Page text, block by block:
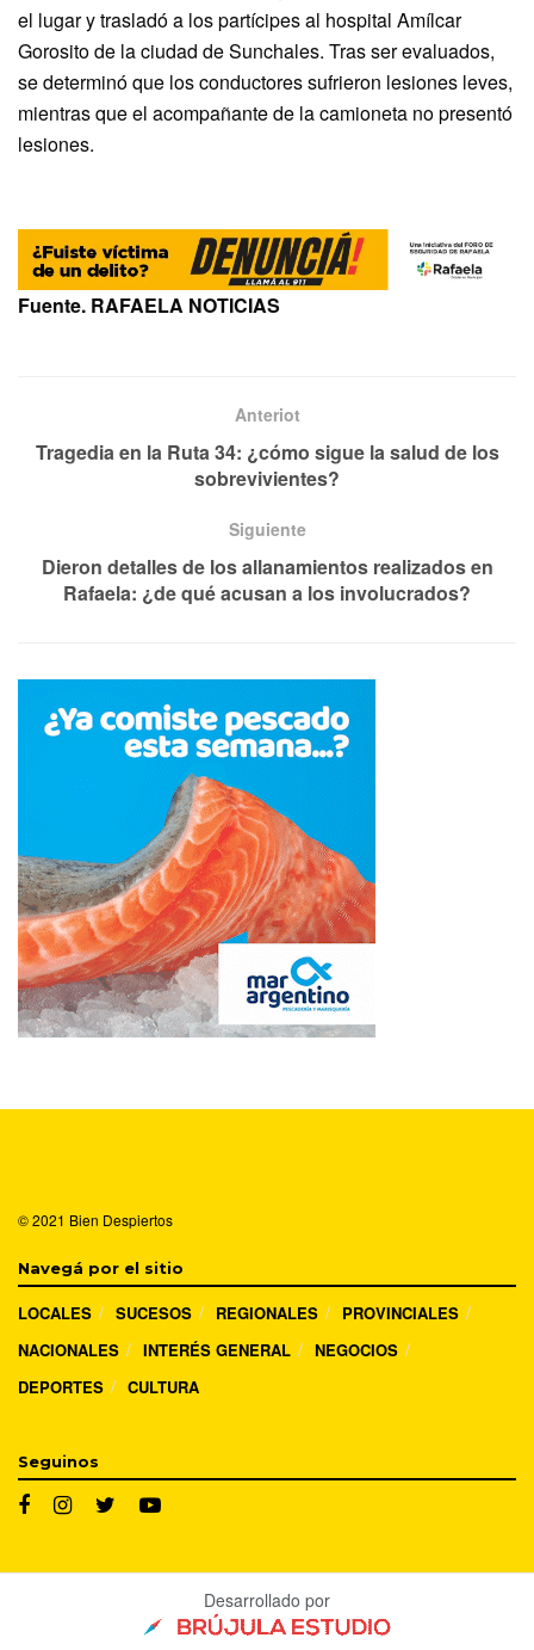
el lugar y trasladó a los partícipes al hospital Amílcar
Gorosito de la ciudad de Sunchales. Tras ser evaluados,
se determinó que los conductores sufrieron lesiones leves,
mientras que el acompañante de la camioneta no presentó
lesiones.
Fuente. RAFAELA NOTICIAS
Anteriot
Tragedia en la Ruta 34: ¿cómo sigue la salud de los
sobrevivientes?
Siguiente
Dieron detalles de los allanamientos realizados en
Rafaela: ¿de qué acusan a los involucrados?
© 2021 Bien Despiertos
Navegá por el sitio
LOCALES SUCESOS REGIONALES
PROVINCIALES
NACIONALES
INTERÉS GENERAL
NEGOCIOS
DEPORTES
CULTURA
Seguinos
Desarrollado por